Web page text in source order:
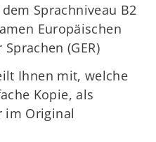
Sprachniveau B2
Europäischen
(GER)
Ihnen mit, welche
Kopie, als
im Original